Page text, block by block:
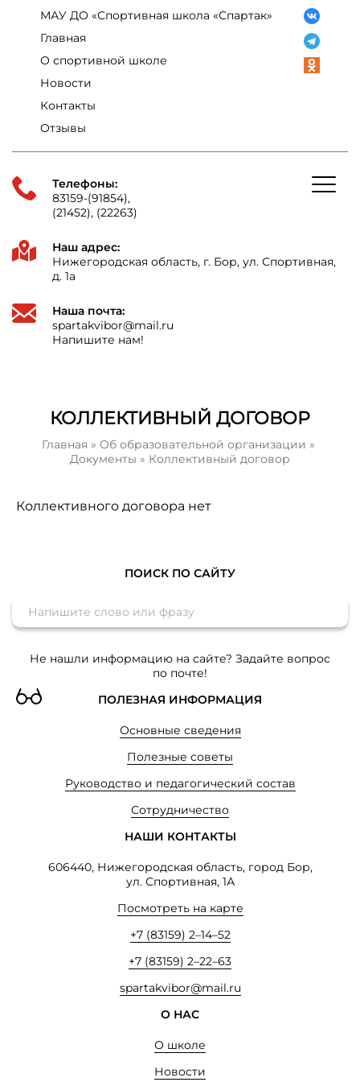
МАУ ДО «Спортивная школа «Спартак»
Главная
О спортивной школе
Новости
Контакты
Отзывы
Телефоны:
83159-(91854),
(21452), (22263)
Наш адрес:
Нижегородская область, г. Бор, ул. Спортивная,
д. 1а
Наша почта:
spartakvibor@mail.ru
Напишите нам!
КОЛЛЕКТИВНЫЙ ДОГОВОР
Главная » Об образовательной организации »
Документы » Коллективный договор
Коллективного договора нет
ПОИСК ПО САЙТУ
Не нашли информацию на сайте? Задайте вопрос
по почте!
ПОЛЕЗНАЯ ИНФОРМАЦИЯ
Основные сведения
Полезные советы
Руководство и педагогический состав
Сотрудничество
НАШИ КОНТАКТЫ
606440, Нижегородская область, город Бор,
ул. Спортивная, 1А
Посмотреть на карте
+7 (83159) 2–14–52
+7 (83159) 2–22–63
spartakvibor@mail.ru
О НАС
О школе
Новости